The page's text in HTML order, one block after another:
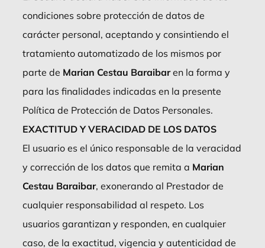
condiciones sobre protección de datos de
carácter personal, aceptando y consintiendo el
tratamiento automatizado de los mismos por
parte de Marian Cestau Baraibaren la forma y
para las finalidades indicadas en la presente
Política de Protección de Datos Personales.
EXACTITUD Y VERACIDAD DE LOS DATOS
El usuario es el único responsable de la veracidad
y corrección de los datos que remita a Marian
Cestau Baraibar, exonerando al Prestador de
cualquier responsabilidad al respeto. Los
usuarios garantizan y responden, en cualquier
caso, de la exactitud, vigencia y autenticidad de